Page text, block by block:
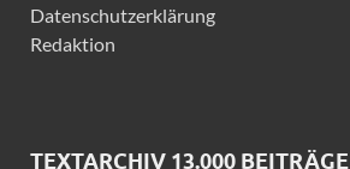
Datenschutzerklärung
Redaktion
TEXTARCHIV 13.000 BEITRÄGE